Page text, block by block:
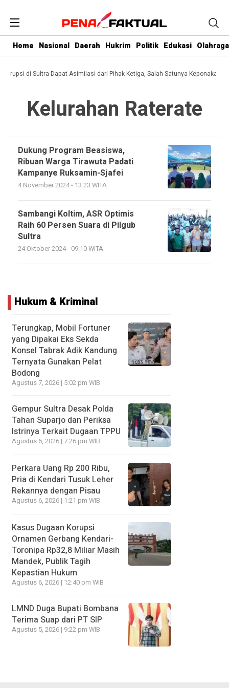
Home Nasional Daerah Hukrim Politik Edukasi Olahraga
di Sultra Dapat Asimilasi dari Pihak Ketiga, Salah Satunya Keponakan
Kelurahan Raterate
Dukung Program Beasiswa,
Ribuan Warga Tirawuta Padati
Kampanye Ruksamin-Sjafei
4 November 2024 - 13:23 WITA
Sambangi Koltim, ASR Optimis
Raih 60 Persen Suara di Pilgub
Sultra
24 Oktober 2024 - 09:10 WITA
Hukum & Kriminal
Terungkap, Mobil Fortuner
yang Dipakai Eks Sekda
Konsel Tabrak Adik Kandung
Ternyata Gunakan Pelat
Bodong
Agustus 7, 2026 | 5:02 pm WIB
Gempur Sultra Desak Polda
Tahan Suparjo dan Periksa
Istrinya Terkait Dugaan TPPU
Agustus 6, 2026 | 7:26 pm WIB
Perkara Uang Rp 200 Ribu,
Pria di Kendari Tusuk Leher
Rekannya dengan Pisau
Agustus 6, 2026 | 1:21 pm WIB
Kasus Dugaan Korupsi
Ornamen Gerbang Kendari-
Toronipa Rp32,8 Miliar Masih
Mandek, Publik Tagih
Kepastian Hukum
Agustus 6, 2026 | 12:40 pm WIB
LMND Duga Bupati Bombana
Terima Suap dari PT SIP
Agustus 5, 2026 | 9:22 pm WIB